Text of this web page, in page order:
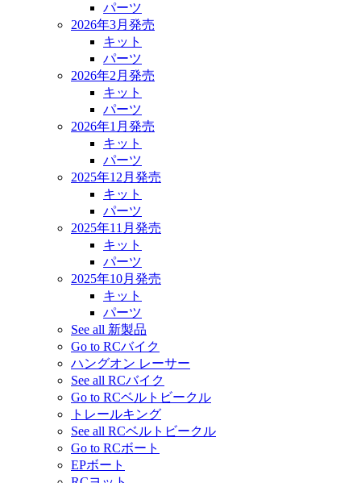
パーツ
2026年3月発売
キット
パーツ
2026年2月発売
キット
パーツ
2026年1月発売
キット
パーツ
2025年12月発売
キット
パーツ
2025年11月発売
キット
パーツ
2025年10月発売
キット
パーツ
See all 新製品
Go to RCバイク
ハングオン レーサー
See all RCバイク
Go to RCベルトビークル
トレールキング
See all RCベルトビークル
Go to RCボート
EPボート